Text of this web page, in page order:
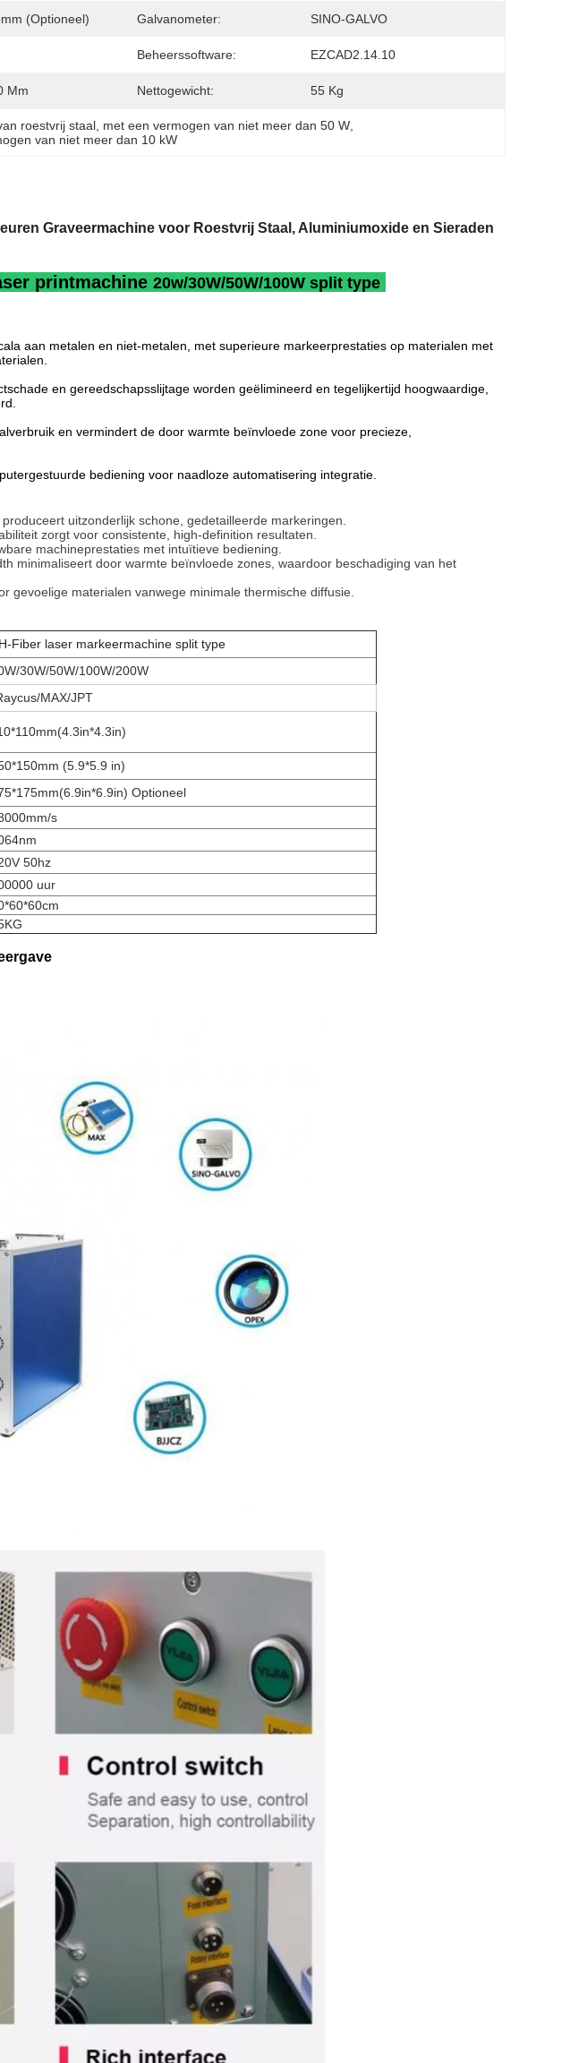
(optioneel) Galvanometer: SINO-GALVO
Beheerssoftware: EZCAD2.14.10
Mm Nettogewicht: 55 Kg
roestvrij staal met een vermogen van niet meer dan 50 W
van niet meer dan 10 kW
Graveermachine voor Roestvrij Staal, Aluminiumoxide en Sieraden
printmachine 20w/30W/50W/100W split type
aan metalen en niet-metalen, met superieure markeerprestaties op materialen met
en gereedschapsslijtage worden geëlimineerd en tegelijkertijd hoogwaardige,
en vermindert de door warmte beïnvloede zone voor precieze,
bediening voor naadloze automatisering integratie.
uitzonderlijk schone, gedetailleerde markeringen.
zorgt voor consistente, high-definition resultaten.
machineprestaties met intuïtieve bediening.
minimaliseert door warmte beïnvloede zones, waardoor beschadiging van het
gevoelige materialen vanwege minimale thermische diffusie.
Fiber laser markeermachine split type
30W/50W/100W/200W
MAX/JPT
(5.9*5.9 in)
Optioneel
s
50hz
uur